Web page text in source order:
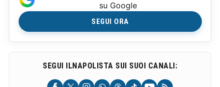
su Google
SEGUI ORA
SEGUI ILNAPOLISTA SUI SUOI CANALI: